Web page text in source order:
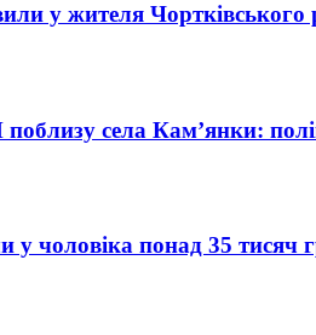
у жителя
села Кам’янки:
чоловіка понад 35 тисяч